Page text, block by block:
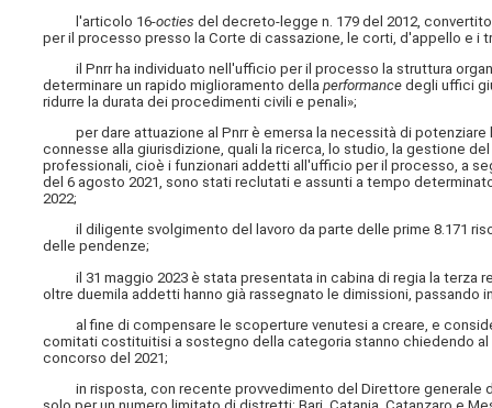
l'articolo 16-octies del decreto-legge n. 179 del 2012,
per il processo presso la Corte di cassazione, le corti, d'appello e i
il Pnrr ha individuato nell'ufficio per il processo la struttura
determinare un rapido miglioramento dellaperformance degli uffici
ridurre la durata dei procedimenti civili e penali»;
per dare attuazione al Pnrr è emersa la necessità di potenziare
connesse alla giurisdizione, quali la ricerca, lo studio, la gestione
professionali, cioè i funzionari addetti all'ufficio per il processo, a
del 6 agosto 2021, sono stati reclutati e assunti a tempo
2022;
il diligente svolgimento del lavoro da parte delle prime 8.171
delle pendenze;
il 31 maggio 2023 è stata presentata in cabina di regia la terza
oltre duemila addetti hanno già rassegnato le dimissioni,
al fine di compensare le scoperture venutesi a creare, e
comitati costituitisi a sostegno della categoria stanno chiedendo
concorso del 2021;
in risposta, con recente provvedimento del Direttore generale